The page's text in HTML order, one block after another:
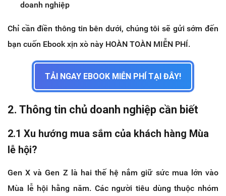
doanh nghiệp
Chỉ cần điền thông tin bên dưới, chúng tôi sẽ gửi sớm đến
bạn cuốn Ebook xịn xò này HOÀN TOÀN MIỄN PHÍ.
TẢI NGAY EBOOK MIỄN PHÍ TẠI ĐÂY!
2. Thông tin chủ doanh nghiệp cần biết
2.1 Xu hướng mua sắm của khách hàng Mùa
lễ hội?
Gen X và Gen Z là hai thế hệ nắm giữ sức mua lớn vào
Mùa lễ hội hằng năm. Các người tiêu dùng thuộc nhóm